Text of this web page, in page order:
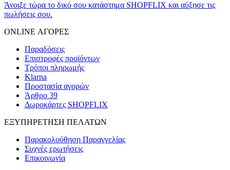
Άνοιξε τώρα το δικό σου κατάστημα SHOPFLIX και αύξησε τις
πωλήσεις σου.
ONLINE ΑΓΟΡΕΣ
Παραδόσεις
Επιστροφές προϊόντων
Τρόποι πληρωμής
Klarna
Προστασία αγορών
Άρθρο 39
Δωροκάρτες SHOPFLIX
ΕΞΥΠΗΡΕΤΗΣΗ ΠΕΛΑΤΩΝ
Παρακολούθηση Παραγγελίας
Συχνές ερωτήσεις
Επικοινωνία